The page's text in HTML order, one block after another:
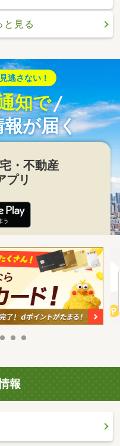
と見る
逃さない！
知で
が届く
・不動産
プリ
報